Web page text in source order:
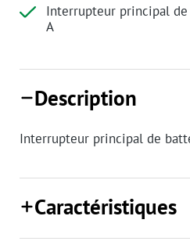
Interrupteur principal
A
Description
Interrupteur principal de
Caractéristiques